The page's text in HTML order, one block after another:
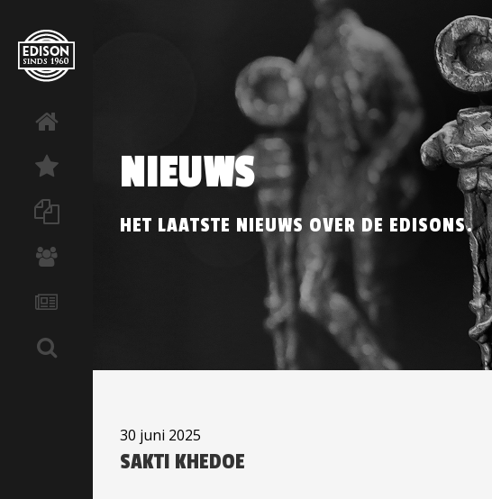
NIEUWS
HET LAATSTE NIEUWS OVER DE EDISONS.
30 juni 2025
SAKTI KHEDOE